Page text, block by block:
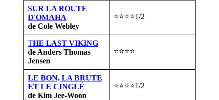
SUR LA ROUTE
D'OMAHA
de Cole Webley
⭐⭐⭐⭐1/2
THE LAST VIKING
de Anders Thomas
Jensen
⭐⭐⭐⭐
LE BON, LA BRUTE
ET LE CINGLÉ
de Kim Jee-Woon
⭐⭐⭐⭐1/2